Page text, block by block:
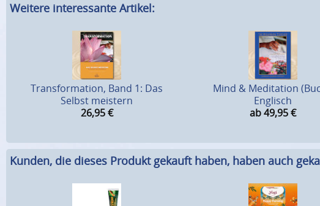
Weitere interessante Artikel:
Transformation, Band 1: Das
Selbst meistern
26,95 €
Mind & Meditation
Englisch
ab 49,95€
Kunden, die dieses Produkt gekauft haben, haben auch